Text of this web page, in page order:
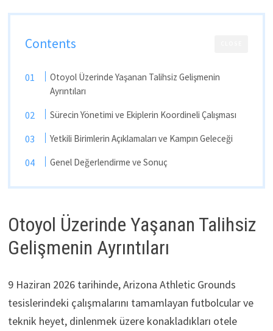
Contents
Otoyol Üzerinde Yaşanan Talihsiz Gelişmenin
Ayrıntıları
Sürecin Yönetimi ve Ekiplerin Koordineli Çalışması
Yetkili Birimlerin Açıklamaları ve Kampın Geleceği
Genel Değerlendirme ve Sonuç
Otoyol Üzerinde Yaşanan Talihsiz
Gelişmenin Ayrıntıları
9 Haziran 2026 tarihinde, Arizona Athletic Grounds
tesislerindeki çalışmalarını tamamlayan futbolcular ve
teknik heyet, dinlenmek üzere konakladıkları otele